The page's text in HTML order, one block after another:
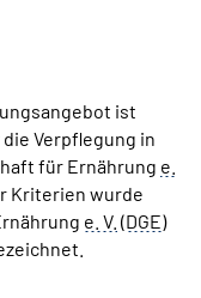
ist
Verpflegung in
für Ernährung e.
Kriterien wurde
e. V. (DGE)